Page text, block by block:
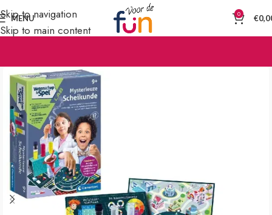
Skip to navigation
Skip to main content
MENU 0 €